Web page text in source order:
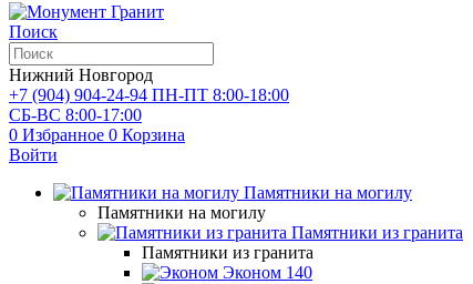
Поиск
Нижний Новгород
+7 (904) 904-24-94 ПН-ПТ 8:00-18:00
СБ-ВС 8:00-17:00
0 Избранное 0 Корзина
Войти
Памятники на могилу
Памятники на могилу
Памятники из гранита
Памятники из гранита
Эконом 140